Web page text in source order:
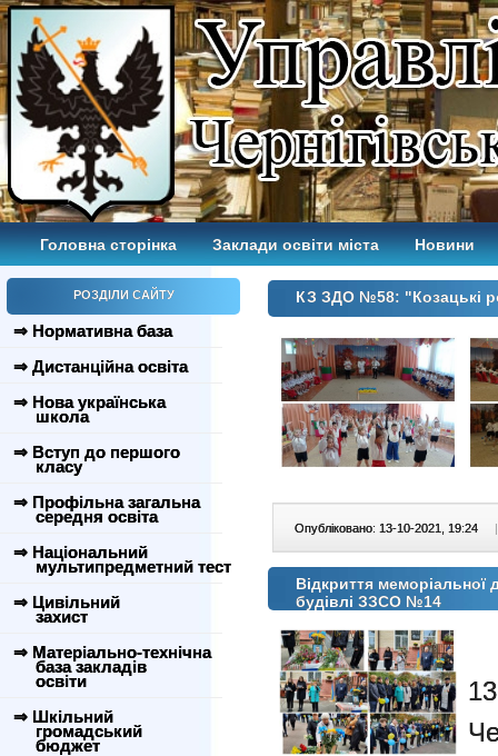
Головна сторінка Заклади освіти міста Новини
РОЗДІЛИ САЙТУ
⇒ Нормативна база
⇒ Дистанційна освіта
⇒ Нова українська
школа
⇒ Вступ до першого
класу
⇒ Профільна загальна
середня освіта
⇒ Національний
мультипредметний тест
⇒ Цивільний
захист
⇒ Матеріально-технічна
база закладів
освіти
⇒ Шкільний
громадський
бюджет
КЗ ЗДО №58: "Козацькі
Опубліковано: 13-10-2021, 19:24 |
Відкриття
будівлі ЗЗСО №14